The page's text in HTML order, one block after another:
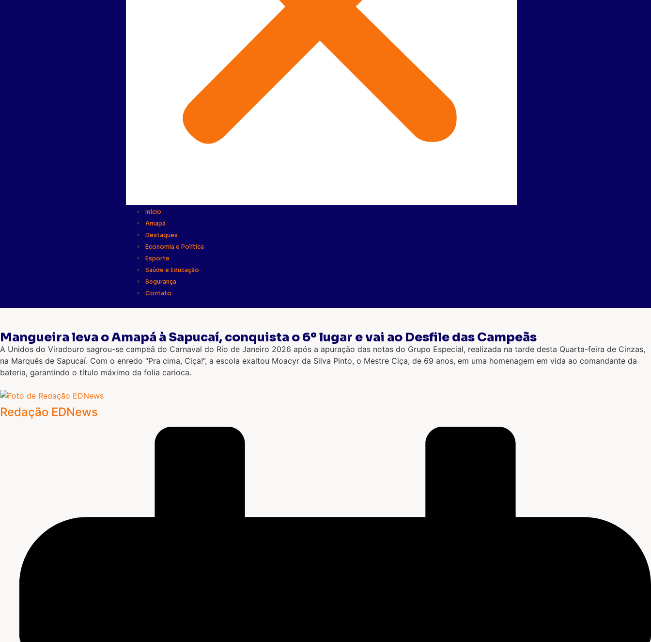
Início
Amapá
Destaques
Economia e Política
Esporte
Saúde e Educação
Segurança
Contato
Mangueira leva o Amapá à Sapucaí, conquista o 6º lugar e vai ao Desfile das Campeãs
A Unidos do Viradouro sagrou-se campeã do Carnaval do Rio de Janeiro 2026 após a apuração das notas do Grupo Especial, realizada na tarde desta Quarta-feira de Cinzas,
na Marquês de Sapucaí. Com o enredo “Pra cima, Ciça!”, a escola exaltou Moacyr da Silva Pinto, o Mestre Ciça, de 69 anos, em uma homenagem em vida ao comandante da
bateria, garantindo o título máximo da folia carioca.
Redação EDNews